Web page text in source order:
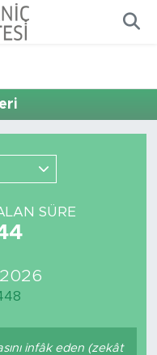
SÜRE
infâk eden (zekât